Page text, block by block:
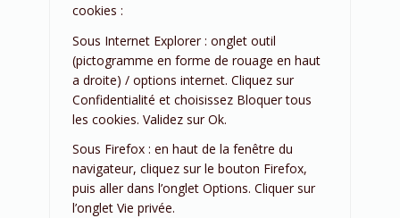
cookies :
Sous Internet Explorer : onglet outil
(pictogramme en forme de rouage en haut
a droite) / options internet. Cliquez sur
Confidentialité et choisissez Bloquer tous
les cookies. Validez sur Ok.
Sous Firefox : en haut de la fenêtre du
navigateur, cliquez sur le bouton Firefox,
puis aller dans l’onglet Options. Cliquer sur
l’onglet Vie privée.